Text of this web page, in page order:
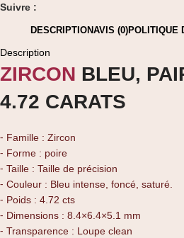
Suivre :
DESCRIPTIONAVIS (0)POLITIQUE
Description
ZIRCON BLEU,
4.72 CARATS
⁃ Famille : Zircon
⁃ Forme : poire
⁃ Taille : Taille de précision
⁃ Couleur : Bleu intense, foncé, saturé.
⁃ Poids : 4.72 cts
⁃ Dimensions : 8.4×6.4×5.1 mm
⁃ Transparence : Loupe clean